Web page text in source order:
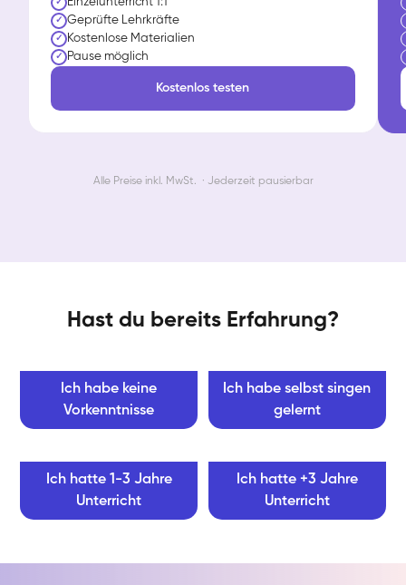
✓
✓ Geprüfte Lehrkräfte
✓ Kostenlose Materialien
✓ Pause möglich
Kostenlos testen
Alle Preise inkl. MwSt. · Jederzeit pausierbar
Hast du bereits Erfahrung?
Ich habe keine
Vorkenntnisse
Ich habe selbst singen
gelernt
Ich hatte 1-3 Jahre
Unterricht
Ich hatte +3 Jahre
Unterricht